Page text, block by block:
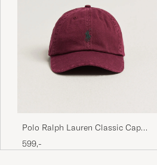
Polo Ralph Lauren Classic Cap
Classic Wine
599,-